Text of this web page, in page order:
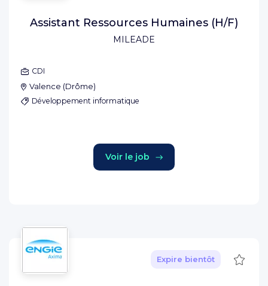
MILEADE
Assistant Ressources Humaines (H/F)
CDI
Valence (Drôme)
Développement informatique
Voir le job
Expire bientôt